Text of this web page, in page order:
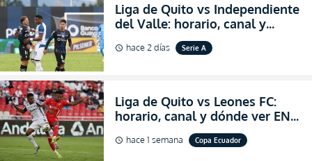
Liga de Quito vs Independiente
del Valle: horario, canal y
dónde ver EN VIVO el
partidazo por la fecha 24 de la
schedule hace 2 días Serie A
Liga de Quito vs Leones FC:
horario, canal y dónde ver EN
VIVO los octavos de final de la
Copa Ecuador 2026
schedule hace 1 semana Copa Ecuador